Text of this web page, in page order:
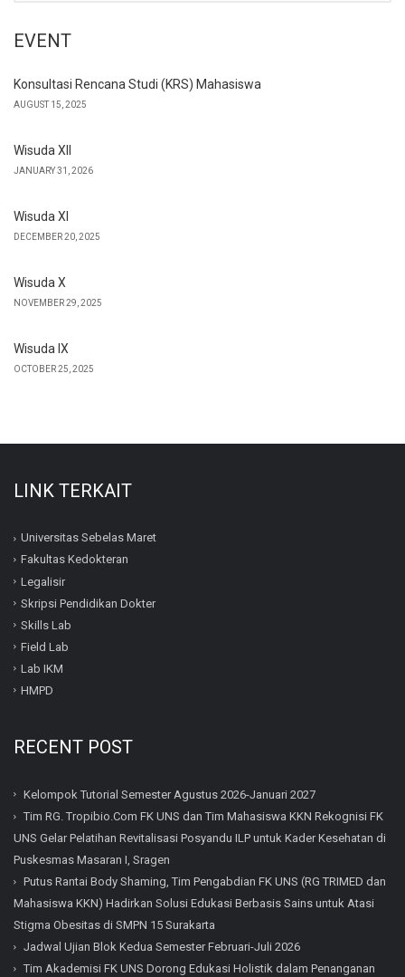
EVENT
Konsultasi Rencana Studi (KRS) Mahasiswa
AUGUST 15, 2025
Wisuda XII
JANUARY 31, 2026
Wisuda XI
DECEMBER 20, 2025
Wisuda X
NOVEMBER 29, 2025
Wisuda IX
OCTOBER 25, 2025
LINK TERKAIT
Universitas Sebelas Maret
Fakultas Kedokteran
Legalisir
Skripsi Pendidikan Dokter
Skills Lab
Field Lab
Lab IKM
HMPD
RECENT POST
Kelompok Tutorial Semester Agustus 2026-Januari 2027
Tim RG. Tropibio.Com FK UNS dan Tim Mahasiswa KKN Rekognisi FK
UNS Gelar Pelatihan Revitalisasi Posyandu ILP untuk Kader Kesehatan di
Puskesmas Masaran I, Sragen
Putus Rantai Body Shaming, Tim Pengabdian FK UNS (RG TRIMED dan
Mahasiswa KKN) Hadirkan Solusi Edukasi Berbasis Sains untuk Atasi
Stigma Obesitas di SMPN 15 Surakarta
Jadwal Ujian Blok Kedua Semester Februari-Juli 2026
Tim Akademisi FK UNS Dorong Edukasi Holistik dalam Penanganan